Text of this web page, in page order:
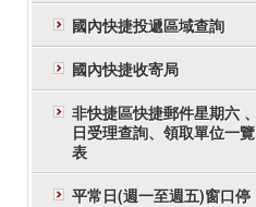
國內快捷投遞區域查詢
國內快捷收寄局
非快捷區快捷郵件星期六 、
日受理查詢、領取單位一覽
表
平常日(週一至週五)窗口停